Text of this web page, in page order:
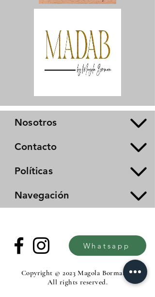
Nosotros
Contacto
Políticas
Navegación
Whatsapp
Copyright © 2023 Magola Borman®.
All rights reserved.